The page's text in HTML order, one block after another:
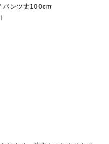
パンツ丈100cm